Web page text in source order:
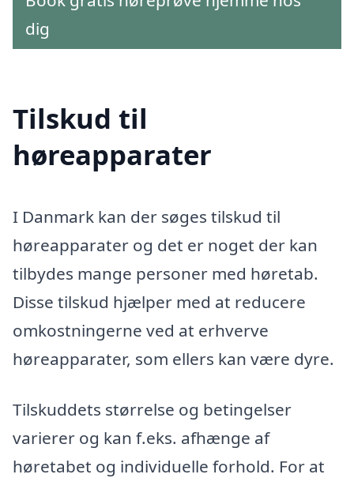
dig
Tilskud til
høreapparater
I Danmark kan der søges tilskud til
høreapparater og det er noget der kan
tilbydes mange personer med høretab.
Disse tilskud hjælper med at reducere
omkostningerne ved at erhverve
høreapparater, som ellers kan være dyre.
Tilskuddets størrelse og betingelser
varierer og kan f.eks. afhænge af
høretabet og individuelle forhold. For at